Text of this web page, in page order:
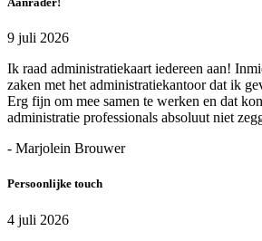
9 juli 2026
Ik raad administratiekaart iedereen aan!
zaken met het administratiekantoor dat ik
Erg fijn om mee samen te werken en dat
administratie professionals absoluut niet
- Marjolein Brouwer
Persoonlijke touch
4 juli 2026